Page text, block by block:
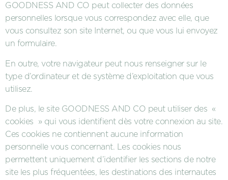
GOODNESS AND CO peut collecter des données
personnelles lorsque vous correspondez avec elle, que
vous consultez son site Internet, ou que vous lui envoyez
un formulaire.
En outre, votre navigateur peut nous renseigner sur le
type d’ordinateur et de système d’exploitation que vous
utilisez.
De plus, le site GOODNESS AND CO peut utiliser des «
cookies » qui vous identifient dès votre connexion au site.
Ces cookies ne contiennent aucune information
personnelle vous concernant. Les cookies nous
permettent uniquement d’identifier les sections de notre
site les plus fréquentées, les destinations des internautes